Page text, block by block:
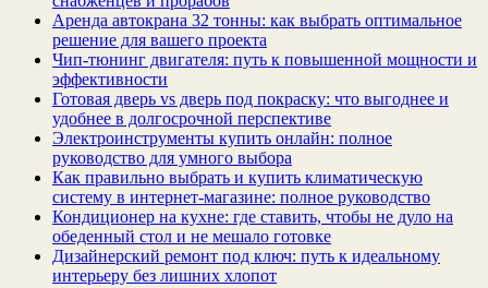
Аренда автокрана 32 тонны: как выбрать оптимальное
решение для вашего проекта
Чип‑тюнинг двигателя: путь к повышенной мощности и
эффективности
Готовая дверь vs дверь под покраску: что выгоднее и
удобнее в долгосрочной перспективе
Электроинструменты купить онлайн: полное
руководство для умного выбора
Как правильно выбрать и купить климатическую
систему в интернет‑магазине: полное руководство
Кондиционер на кухне: где ставить, чтобы не дуло на
обеденный стол и не мешало готовке
Дизайнерский ремонт под ключ: путь к идеальному
интерьеру без лишних хлопот